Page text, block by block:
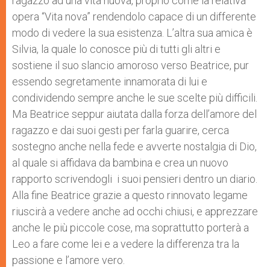
opera “Vita nova” rendendolo capace di un differente
modo di vedere la sua esistenza. L’altra sua amica è
Silvia, la quale lo conosce più di tutti gli altri e
sostiene il suo slancio amoroso verso Beatrice, pur
essendo segretamente innamorata di lui e
condividendo sempre anche le sue scelte più difficili.
Ma Beatrice seppur aiutata dalla forza dell’amore del
ragazzo e dai suoi gesti per farla guarire, cerca
sostegno anche nella fede e avverte nostalgia di Dio,
al quale si affidava da bambina e crea un nuovo
rapporto scrivendogli i suoi pensieri dentro un diario.
Alla fine Beatrice grazie a questo rinnovato legame
riuscirà a vedere anche ad occhi chiusi, e apprezzare
anche le più piccole cose, ma soprattutto porterà a
Leo a fare come lei e a vedere la differenza tra la
passione e l’amore vero.